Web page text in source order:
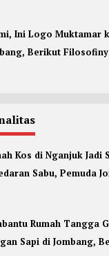
Ini Logo Muktamar
Berikut
Kos di Nganjuk Jadi
Sabu, Pemuda
Rumah Tangga
Sapi di Jombang,